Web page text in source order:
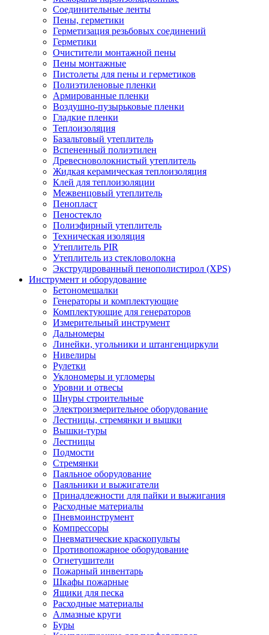
Соединительные ленты
Пены, герметики
Герметизация резьбовых соединений
Герметики
Очистители монтажной пены
Пены монтажные
Пистолеты для пены и герметиков
Полиэтиленовые пленки
Армированные пленки
Воздушно-пузырьковые пленки
Гладкие пленки
Теплоизоляция
Базальтовый утеплитель
Вспененный полиэтилен
Древесноволокнистый утеплитель
Жидкая керамическая теплоизоляция
Клей для теплоизоляции
Межвенцовый утеплитель
Пенопласт
Пеностекло
Полиэфирный утеплитель
Техническая изоляция
Утеплитель PIR
Утеплитель из стекловолокна
Экструдированный пенополистирол (XPS)
Инструмент и оборудование
Бетономешалки
Генераторы и комплектующие
Комплектующие для генераторов
Измерительный инструмент
Дальномеры
Линейки, угольники и штангенциркули
Нивелиры
Рулетки
Уклономеры и угломеры
Уровни и отвесы
Шнуры строительные
Электроизмерительное оборудование
Лестницы, стремянки и вышки
Вышки-туры
Лестницы
Подмости
Стремянки
Паяльное оборудование
Паяльники и выжигатели
Принадлежности для пайки и выжигания
Расходные материалы
Пневмоинструмент
Компрессоры
Пневматические краскопульты
Противопожарное оборудование
Огнетушители
Пожарный инвентарь
Шкафы пожарные
Ящики для песка
Расходные материалы
Алмазные круги
Буры